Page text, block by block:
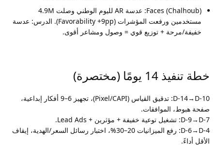
Faces (Chalhoub): عدسة AR لليوم الوطني وصلت 4.9M
مستخدمين ورفعت المؤشرات (Favorability +9pp). الدرس: عدسة
خفيفة/مرحة + توزيع قوي = وصول ومشاعر أقوى.
خطة تنفيذ 14 يومًا (مختصرة)
D-14→D-10: تدقيق القياس (Pixel/CAPI)، تجهيز 6–9 أفكار إبداعية،
صفحة هبوط، الموافقات.
D-9→D-7: تشغيل توعية خفيفة + مؤثرين + Lead Ads.
D-6→D-4: رفع الميزانيات 20–30%، اختبار رسائل السعر/الهدية، إيقاف
الأقل أداءً.